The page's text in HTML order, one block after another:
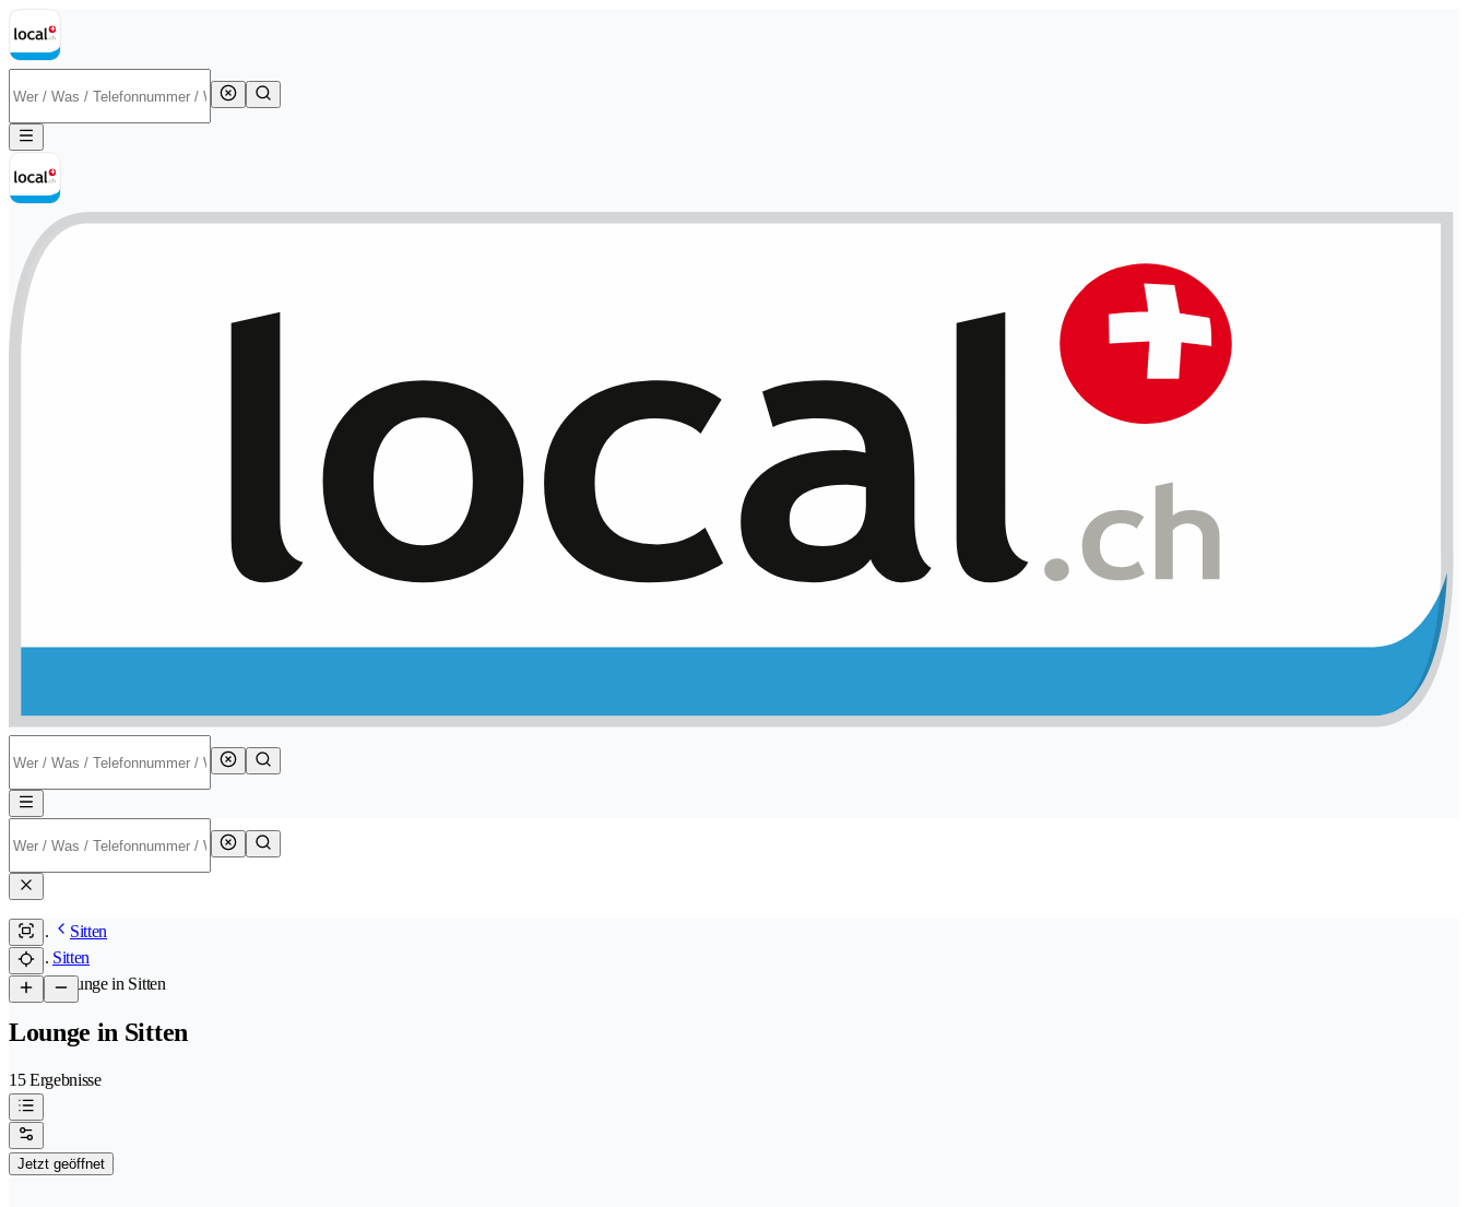
Sitten
Sitten
/Lounge in Sitten
Lounge in Sitten
15 Ergebnisse
Jetzt geöffnet